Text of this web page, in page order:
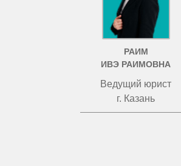
РАИМ
ИВЭ РАИМОВНА
Ведущий юрист
г. Казань